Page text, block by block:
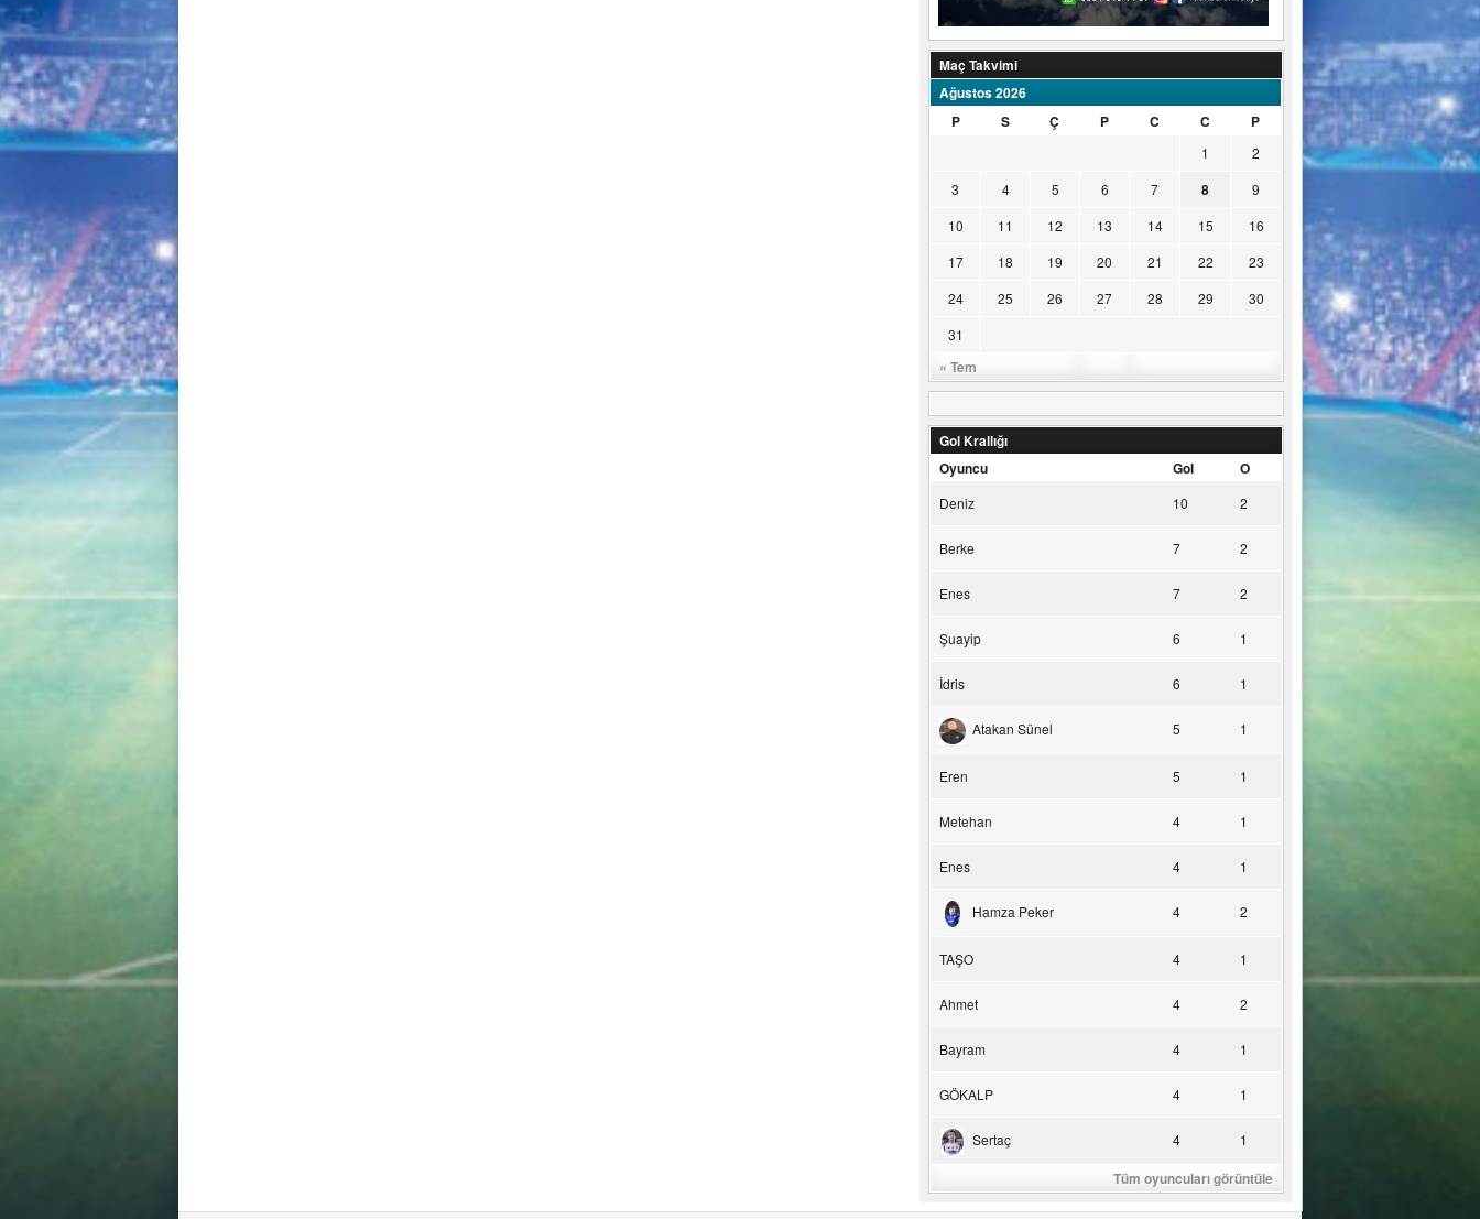
Maç Takvimi
Ağustos 2026
P
S Ç P C C P
« Tem
1
2
3
4 5 6 7 8
9
10
11 12 13 14 15
16
17
18 19 20 21 22
23
24
25 26 27 28 29
30
31
Gol Krallığı
Oyuncu
Gol O
Deniz 10 2
Berke 7 2
Enes 7 2
Şuayip 6 1
İdris 6 1
Atakan Sünel 5 1
Eren 5 1
Metehan 4 1
Enes 4 1
Hamza Peker 4 2
TAŞO 4 1
Ahmet 4 2
Bayram 4 1
GÖKALP 4 1
Sertaç 4 1
Tüm oyuncuları görüntüle